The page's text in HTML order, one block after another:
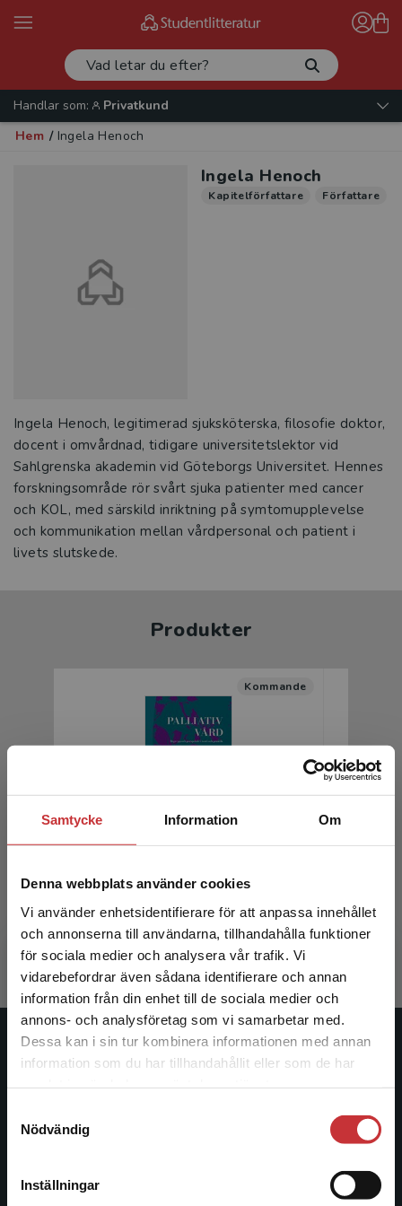
Samtycke Information Om
Denna webbplats använder cookies
Vi använder enhetsidentifierare för att anpassa innehållet
och annonserna till användarna, tillhandahålla funktioner
för sociala medier och analysera vår trafik. Vi
vidarebefordrar även sådana identifierare och annan
information från din enhet till de sociala medier och
annons- och analysföretag som vi samarbetar med.
Dessa kan i sin tur kombinera informationen med annan
information som du har tillhandahållit eller som de har
Nödvändig
Inställningar
Begränsad fraktregion
Det verkar som att du besöker
studentlitteratur.se via en enhet utanför Sverige.
Vi erbjuder inte leveranser utanför Sverige. För
att kunna slutföra ett köp måste
Handlar som:
Privatkund
Hem / Ingela Henoch
Ingela Henoch
Kapitelförfattare Författare
Ingela Henoch, legitimerad sjuksköterska, filosofie doktor,
docent i omvårdnad, tidigare universitetslektor vid
Sahlgrenska akademin vid Göteborgs Universitet. Hennes
forskningsområde rör svårt sjuka patienter med cancer
och KOL, med särskild inriktning på symtomupplevelse
och kommunikation mellan vårdpersonal och patient i
livets slutskede.
Produkter
Palliativ vård
Melin-Johansson, Christina m.fl. (red.)
434 krinkl. moms
Exkl. moms: 409 kr
Kommande
624 kr
Studentlitteratur
Studentlitteratur grundades 1963 och är idag Sveriges
ledande utbildningsförlag. Med läromedel, kurslitteratur,
facklitteratur, utbildningar och digitala
längs hela kunskapsresan.